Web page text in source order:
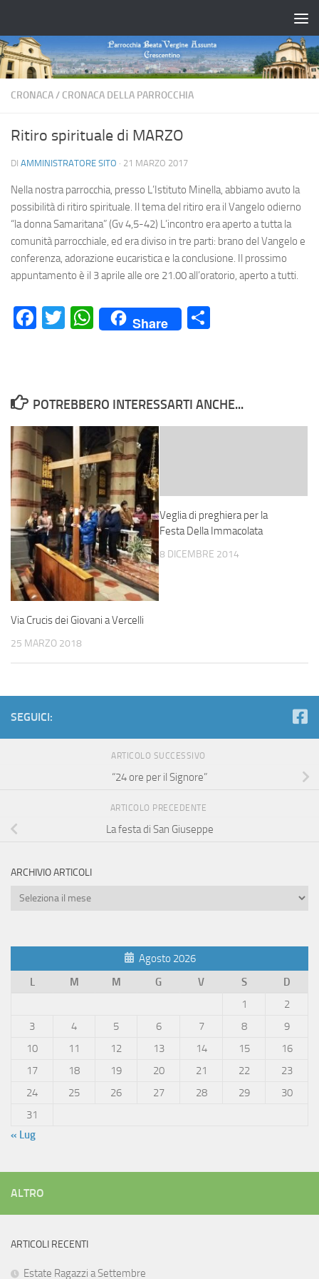
CRONACA/ CRONACA DELLA PARROCCHIA
Ritiro spirituale di MARZO
DI AMMINISTRATORE SITO · 21 MARZO 2017
Nella nostra parrocchia, presso L’Istituto Minella, abbiamo avuto la
possibilità di ritiro spirituale. Il tema del ritiro era il Vangelo odierno
“la donna Samaritana” (Gv 4,5-42) L’incontro era aperto a tutta la
comunità parrocchiale, ed era diviso in tre parti: brano del Vangelo e
conferenza, adorazione eucaristica e la conclusione. Il prossimo
appuntamento è il 3 aprile alle ore 21.00 all’oratorio, aperto a tutti.
Facebook
Twitter
WhatsApp
Share
POTREBBERO INTERESSARTI ANCHE...
Via Crucis dei Giovani a Vercelli
25 MARZO 2018
Veglia di preghiera per la
Festa Della Immacolata
8 DICEMBRE 2014
SEGUICI:
ARTICOLO SUCCESSIVO
“24 ore per il Signore”
ARTICOLO PRECEDENTE
La festa di San Giuseppe
ARCHIVIO ARTICOLI
Archivio
Agosto 2026
L
M M G V S
D
1
2
3
4 5 6 7 8
9
10
11 12 13 14 15
16
17
18 19 20 21 22
23
24
25 26 27 28 29
30
31
« Lug
ALTRO
ARTICOLI RECENTI
Estate Ragazzi a Settembre